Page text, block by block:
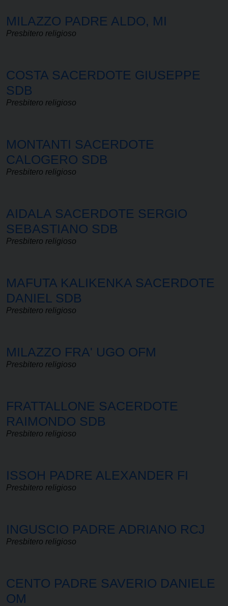
MILAZZO PADRE ALDO, MI
Presbitero religioso
COSTA SACERDOTE GIUSEPPE
SDB
Presbitero religioso
MONTANTI SACERDOTE
CALOGERO SDB
Presbitero religioso
AIDALA SACERDOTE SERGIO
SEBASTIANO SDB
Presbitero religioso
MAFUTA KALIKENKA SACERDOTE
DANIEL SDB
Presbitero religioso
MILAZZO FRA' UGO OFM
Presbitero religioso
FRATTALLONE SACERDOTE
RAIMONDO SDB
Presbitero religioso
ISSOH PADRE ALEXANDER FI
Presbitero religioso
INGUSCIO PADRE ADRIANO RCJ
Presbitero religioso
CENTO PADRE SAVERIO DANIELE
OM